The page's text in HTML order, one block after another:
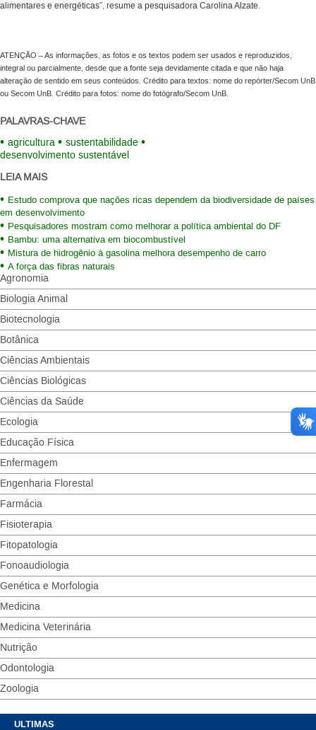
alimentares e energéticas”, resume a pesquisadora Carolina Alzate.
ATENÇÃO – As informações, as fotos e os textos podem ser usados e reproduzidos,
integral ou parcialmente, desde que a fonte seja devidamente citada e que não haja
alteração de sentido em seus conteúdos. Crédito para textos: nome do repórter/Secom UnB
ou Secom UnB. Crédito para fotos: nome do fotógrafo/Secom UnB.
PALAVRAS-CHAVE
agricultura
sustentabilidade
desenvolvimento sustentável
LEIA MAIS
Estudo comprova que nações ricas dependem da biodiversidade de países
em desenvolvimento
Pesquisadores mostram como melhorar a política ambiental do DF
Bambu: uma alternativa em biocombustível
Mistura de hidrogênio à gasolina melhora desempenho de carro
A força das fibras naturais
Agronomia
Biologia Animal
Biotecnologia
Botânica
Ciências Ambientais
Ciências Biológicas
Ciências da Saúde
Ecologia
Educação Física
Enfermagem
Engenharia Florestal
Farmácia
Fisioterapia
Fitopatologia
Fonoaudiologia
Genética e Morfologia
Medicina
Medicina Veterinária
Nutrição
Odontologia
Zoologia
ULTIMAS